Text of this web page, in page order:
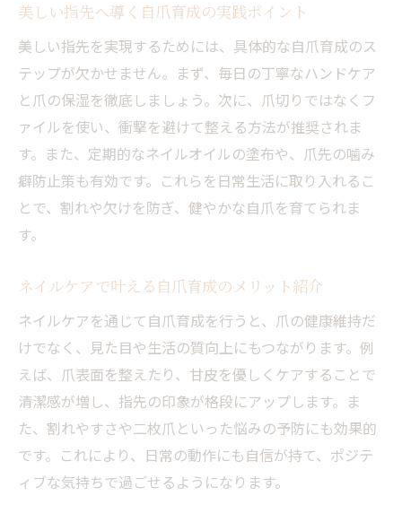
美しい指先へ導く自爪育成の実践ポイント
美しい指先を実現するためには、具体的な自爪育成のス
テップが欠かせません。まず、毎日の丁寧なハンドケア
と爪の保湿を徹底しましょう。次に、爪切りではなくフ
ァイルを使い、衝撃を避けて整える方法が推奨されま
す。また、定期的なネイルオイルの塗布や、爪先の噛み
癖防止策も有効です。これらを日常生活に取り入れるこ
とで、割れや欠けを防ぎ、健やかな自爪を育てられま
す。
ネイルケアで叶える自爪育成のメリット紹介
ネイルケアを通じて自爪育成を行うと、爪の健康維持だ
けでなく、見た目や生活の質向上にもつながります。例
えば、爪表面を整えたり、甘皮を優しくケアすることで
清潔感が増し、指先の印象が格段にアップします。ま
た、割れやすさや二枚爪といった悩みの予防にも効果的
です。これにより、日常の動作にも自信が持て、ポジテ
ィブな気持ちで過ごせるようになります。